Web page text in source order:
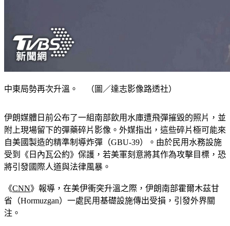
中東局勢再次升溫。 （圖／達志影像路透社）
伊朗媒體日前公布了一組南部飲用水庫遭飛彈摧毀的照片，並
附上現場留下的彈藥碎片影像。外媒指出，這些碎片極可能來
自美國製造的精準制導炸彈（GBU-39）。由於民用水務設施
受到《日內瓦公約》保護，若美軍刻意將其作為攻擊目標，恐
將引發國際人道與法律風暴。
《CNN》報導，在美伊衝突升溫之際，伊朗南部霍爾木茲甘
省（Hormuzgan）一處民用基礎設施傳出受損，引發外界關
注。